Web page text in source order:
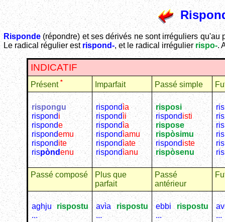
Risponde(répondre) et ses dérivés ne sont irréguliers
Le radical régulier estrispond-, et le radical irrégulierrispo-.
INDICATIF
Présent * Imparfait Passé simple
rispongu
rispondi
risponde
rispondemu
rispondite
rispòndenu
rispondìa
rispondìi
rispondìa
rispondìamu
rispondìate
rispondìanu
risposi
rispondisti
rispose
rispòsimu
rispondiste
rispòsenu
Passé composé
Plus que
parfait
Passé
antérieur
aghjurispostu
...
avìarispostu
...
ebbi rispostu
...
...